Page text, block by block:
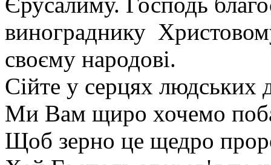
винограднику
своєму народові.
Сійте у серцях людських
Ми Вам щиро хочемо
Щоб зерно це щедро